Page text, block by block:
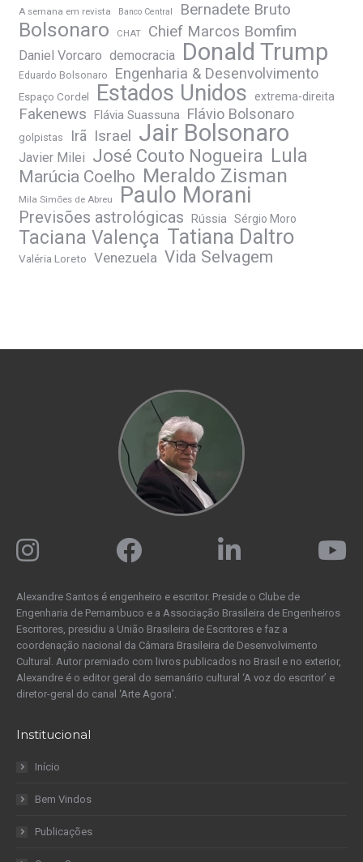
A semana em revista Banco Central Bernadete Bruto
Bolsonaro CHAT Chief Marcos Bomfim
Daniel Vorcaro democracia Donald Trump
Eduardo Bolsonaro Engenharia & Desenvolvimento
Espaço Cordel Estados Unidos extrema-direita
Fakenews Flávia Suassuna Flávio Bolsonaro
golpistas Irã Israel Jair Bolsonaro
Javier Milei José Couto Nogueira Lula
Marúcia Coelho Meraldo Zisman
Mila Simões de Abreu Paulo Morani
Previsões astrológicas Rússia Sérgio Moro
Taciana Valença Tatiana Daltro
Valéria Loreto Venezuela Vida Selvagem
Alexandre Santos é engenheiro e escritor. Preside o Clube de
Engenharia de Pernambuco e a Associação Brasileira de Engenheiros
Escritores, presidiu a União Brasileira de Escritores e faz a
coordenação nacional da Câmara Brasileira de Desenvolvimento
Cultural. Autor premiado com livros publicados no Brasil e no exterior,
Alexandre é o editor geral do semanário cultural ‘A voz do escritor’ e
diretor-geral do canal ‘Arte Agora’.
Institucional
Início
Bem Vindos
Publicações